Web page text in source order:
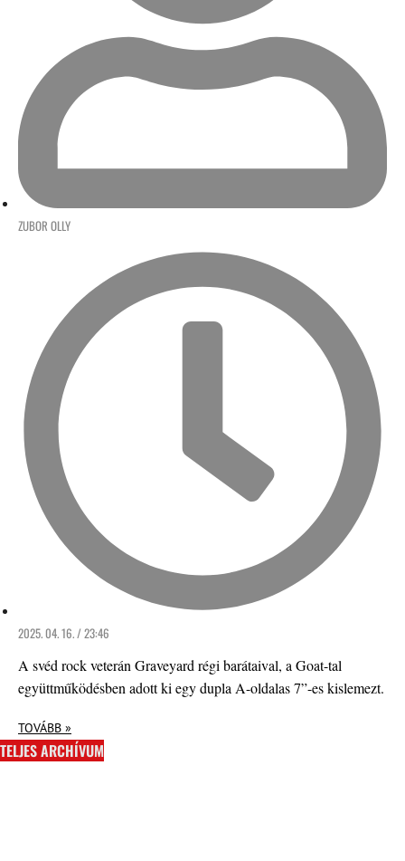
ZUBOR OLLY
2025. 04. 16. / 23:46
A svéd rock veterán Graveyard régi barátaival, a Goat-tal
együttműködésben adott ki egy dupla A-oldalas 7”-es kislemezt.
TOVÁBB »
TELJES ARCHÍVUM